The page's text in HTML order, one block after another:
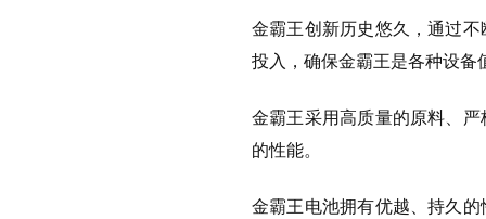
金霸王创新历史悠久，通过
投入，确保金霸王是各种设备
金霸王采用高质量的原料、
的性能。
金霸王电池拥有优越、持久